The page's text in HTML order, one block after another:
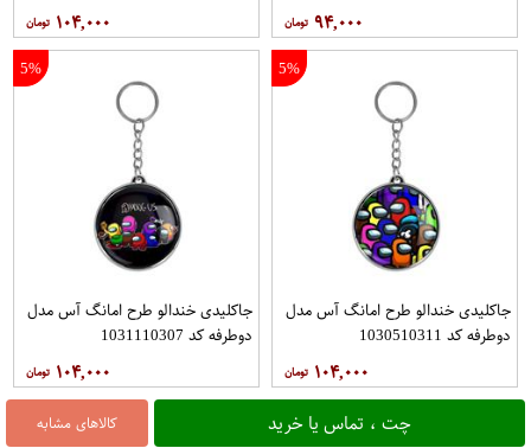
کالاهای مشابه چت ، تماس یا خرید
۹۴,۰۰۰ ۱۰۴,۰۰۰
5%
جاکلیدی خندالو طرح امانگ آس مدل
دوطرفه کد 1030510311
۱۰۴,۰۰۰
5%
جاکلیدی خندالو طرح امانگ آس مدل
دوطرفه کد 1031110307
۱۰۴,۰۰۰